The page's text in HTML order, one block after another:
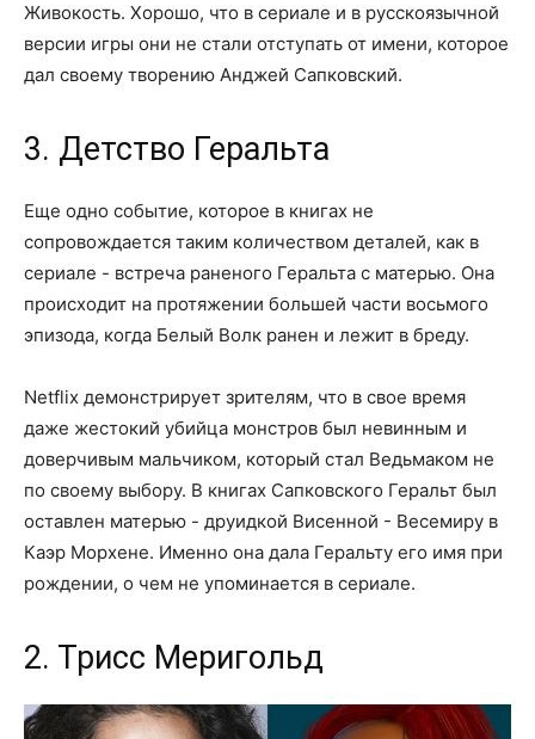
Живокость. Хорошо, что в сериале и в русскоязычной
версии игры они не стали отступать от имени, которое
дал своему творению Анджей Сапковский.
3. Детство Геральта
Еще одно событие, которое в книгах не
сопровождается таким количеством деталей, как в
сериале - встреча раненого Геральта с матерью. Она
происходит на протяжении большей части восьмого
эпизода, когда Белый Волк ранен и лежит в бреду.
Netflix демонстрирует зрителям, что в свое время
даже жестокий убийца монстров был невинным и
доверчивым мальчиком, который стал Ведьмаком не
по своему выбору. В книгах Сапковского Геральт был
оставлен матерью - друидкой Висенной - Весемиру в
Каэр Морхене. Именно она дала Геральту его имя при
рождении, о чем не упоминается в сериале.
2. Трисс Меригольд